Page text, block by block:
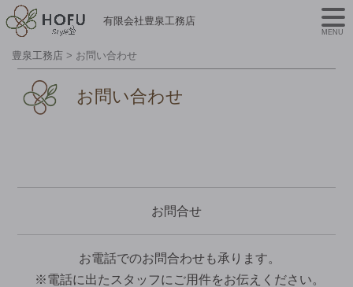
有限会社豊泉工務店
豊泉工務店 > お問い合わせ
お問い合わせ
お問合せ
お電話でのお問合わせも承ります。
※電話に出たスタッフにご用件をお伝えください。
MENU